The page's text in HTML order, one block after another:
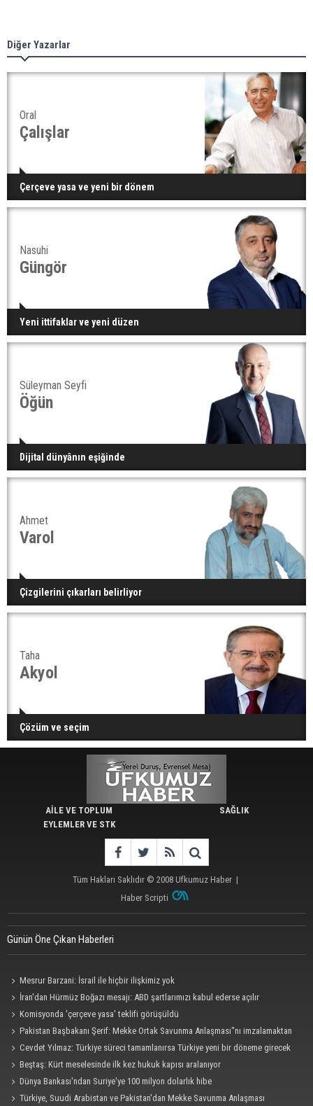
Diğer Yazarlar
Oral
Çalışlar
Çerçeve yasa ve yeni bir dönem
Nasuhi
Güngör
Yeni ittifaklar ve yeni düzen
Süleyman Seyfi
Öğün
Dijital dünyânın eşiğinde
Ahmet
Varol
Çizgilerini çıkarları belirliyor
Taha
Akyol
Çözüm ve seçim
AİLE VE TOPLUM
EYLEMLER VE STK
SAĞLIK
Tüm Hakları Saklıdır © 2008 Ufkumuz Haber |
Haber Scripti
Günün Öne Çıkan Haberleri
Mesrur Barzani: İsrail ile hiçbir ilişkimiz yok
İran'dan Hürmüz Boğazı mesajı: ABD şartlarımızı kabul ederse açılır
Komisyonda 'çerçeve yasa' teklifi görüşüldü
Pakistan Başbakanı Şerif: Mekke Ortak Savunma Anlaşması"nı imzalamaktan
onur duyuyorum
Cevdet Yılmaz: Türkiye süreci tamamlanırsa Türkiye yeni bir döneme girecek
Beştaş: Kürt meselesinde ilk kez hukuk kapısı aralanıyor
Dünya Bankası'ndan Suriye'ye 100 milyon dolarlık hibe
Türkiye, Suudi Arabistan ve Pakistan'dan Mekke Savunma Anlaşması